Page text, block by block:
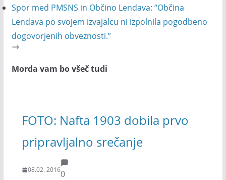
Spor med PMSNS in Občino Lendava: “Občina
Lendava po svojem izvajalcu ni izpolnila pogodbeno
dogovorjenih obveznosti.”
Morda vam bo všeč tudi
FOTO: Nafta 1903 dobila prvo
pripravljalno srečanje
08.02. 20160